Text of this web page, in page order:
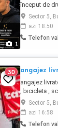
1
început de
dezvolta
Fade Taper
deplasez la
București și
evoluez cu ...
Sector 5,
azi 18:50
Telefon
30 angajez
angajez
, bicicleta ,
se poate
Sector 5,
azi 16:58
Telefon